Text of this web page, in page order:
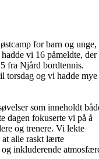
for barn og unge,
vi 16 påmeldte, der
fra Njård bordtennis.
torsdag og vi hadde mye
som inneholdt
dagen fokuserte vi på å
og trenere. Vi lekte
at alle raskt lærte
inkluderende